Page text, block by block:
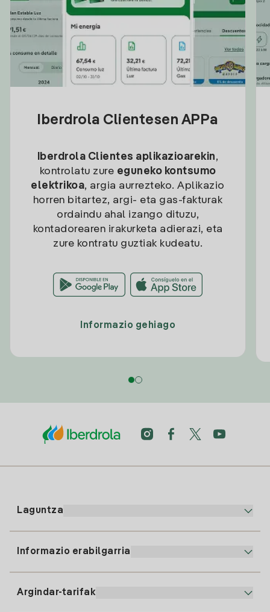
Iberdrola Clientesen APPa
Iberdrola Clientes aplikazioarekin,
kontrolatu zure eguneko kontsumo
elektrikoa, argia aurrezteko. Aplikazio
horren bitartez, argi- eta gas-fakturak
ordaindu ahal izango dituzu,
kontadorearen irakurketa adierazi, eta
zure kontratu guztiak kudeatu.
Informazio gehiago
Laguntza
Informazio erabilgarria
Argindar-tarifak